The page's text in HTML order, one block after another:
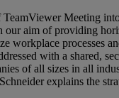
TeamViewer Meeting
our aim of providing
workplace processes
with a shared,
of all sizes in all
explains the